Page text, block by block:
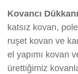
Kovancı Dükkanı
katsız kovan,
ruşet kovan ve
el yapımı kovan
ürettiğimiz